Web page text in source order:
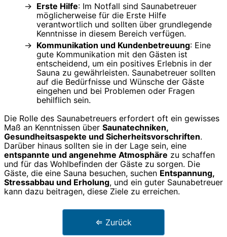
Erste Hilfe: Im Notfall sind Saunabetreuer
möglicherweise für die Erste Hilfe
verantwortlich und sollten über grundlegende
Kenntnisse in diesem Bereich verfügen.
Kommunikation und Kundenbetreuung: Eine
gute Kommunikation mit den Gästen ist
entscheidend, um ein positives Erlebnis in der
Sauna zu gewährleisten. Saunabetreuer sollten
auf die Bedürfnisse und Wünsche der Gäste
eingehen und bei Problemen oder Fragen
behilflich sein.
Die Rolle des Saunabetreuers erfordert oft ein gewisses
Maß an Kenntnissen über Saunatechniken,
Gesundheitsaspekte und Sicherheitsvorschriften.
Darüber hinaus sollten sie in der Lage sein, eine
entspannte und angenehme Atmosphäre zu schaffen
und für das Wohlbefinden der Gäste zu sorgen. Die
Gäste, die eine Sauna besuchen, suchen Entspannung,
Stressabbau und Erholung, und ein guter Saunabetreuer
kann dazu beitragen, diese Ziele zu erreichen.
⇐ Zurück